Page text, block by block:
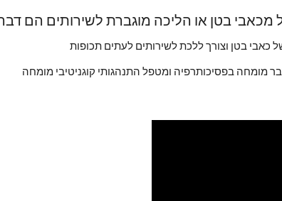
בטן או הליכה מוגברת לשירותים הם דבר
כאבי בטן וצורך ללכת לשירותים לעתים תכופות
בפסיכותרפיה ומטפל התנהגותי קוגניטיבי מומחה